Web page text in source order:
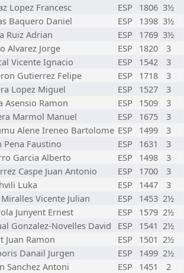
Lopez Francesc ESP 1806 3½
Baquero Daniel ESP 1398 3½
Ruiz Adrian ESP 1769 3½
Alvarez Jorge ESP 1820
3
Vicente Ignacio ESP 1542
3
Gutierrez Felipe ESP 1718
3
Lopez Miguel ESP 1527
3
Asensio Ramon ESP 1509
3
Marmol Manuel ESP 1675
3
Alene Ireneo Bartolome ESP 1499
3
Pena Faustino ESP 1631
3
Garcia Alberto ESP 1498
3
Caspe Juan Antonio ESP 1700
3
Luka ESP 1447
3
Vicente Julian ESP 1453 2½
Junyent Ernest ESP 1579 2½
Gonzalez-Novelles David ESP 1541 2½
Juan Ramon ESP 1501 2½
Danail Jurgen ESP 1499 2½
Sanchez Antoni ESP 1451
2